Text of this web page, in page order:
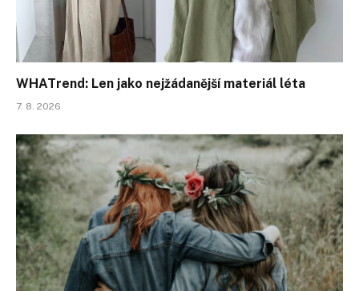
WHATrend: Len jako nejžádanější materiál léta
7. 8. 2026